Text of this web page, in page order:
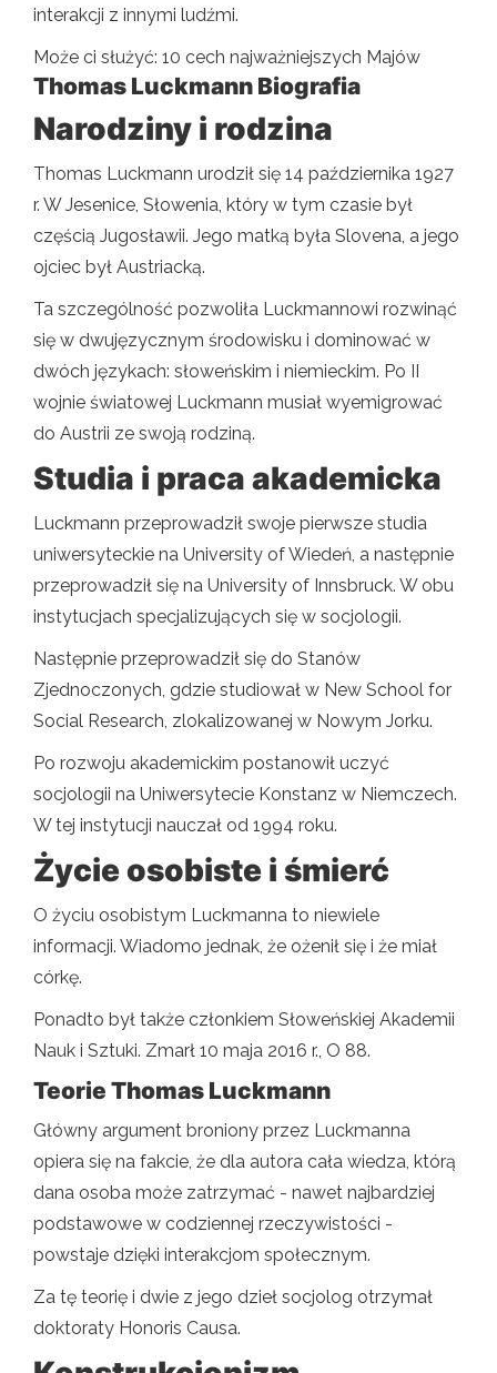
interakcji z innymi ludźmi.
Może ci służyć: 10 cech najważniejszych Majów
Thomas Luckmann Biografia
Narodziny i rodzina
Thomas Luckmann urodził się 14 października 1927
r. W Jesenice, Słowenia, który w tym czasie był
częścią Jugosławii. Jego matką była Slovena, a jego
ojciec był Austriacką.
Ta szczególność pozwoliła Luckmannowi rozwinąć
się w dwujęzycznym środowisku i dominować w
dwóch językach: słoweńskim i niemieckim. Po II
wojnie światowej Luckmann musiał wyemigrować
do Austrii ze swoją rodziną.
Studia i praca akademicka
Luckmann przeprowadził swoje pierwsze studia
uniwersyteckie na University of Wiedeń, a następnie
przeprowadził się na University of Innsbruck. W obu
instytucjach specjalizujących się w socjologii.
Następnie przeprowadził się do Stanów
Zjednoczonych, gdzie studiował w New School for
Social Research, zlokalizowanej w Nowym Jorku.
Po rozwoju akademickim postanowił uczyć
socjologii na Uniwersytecie Konstanz w Niemczech.
W tej instytucji nauczał od 1994 roku.
Życie osobiste i śmierć
O życiu osobistym Luckmanna to niewiele
informacji. Wiadomo jednak, że ożenił się i że miał
córkę.
Ponadto był także członkiem Słoweńskiej Akademii
Nauk i Sztuki. Zmarł 10 maja 2016 r., O 88.
Teorie Thomas Luckmann
Główny argument broniony przez Luckmanna
opiera się na fakcie, że dla autora cała wiedza, którą
dana osoba może zatrzymać - nawet najbardziej
podstawowe w codziennej rzeczywistości -
powstaje dzięki interakcjom społecznym.
Za tę teorię i dwie z jego dzieł socjolog otrzymał
doktoraty Honoris Causa.